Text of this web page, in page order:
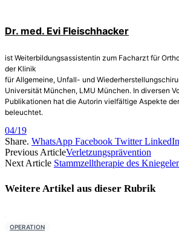
Dr. med. Evi Fleischhacker
ist Weiterbildungsassistentin zum Facharzt für
der Klinik
für Allgemeine­, Unfall- und
Universität München, LMU München. In diversen
Publikationen hat die Autorin vielfältige Aspekte
beleuchtet.
04/19
Share. WhatsApp Facebook Twitter LinkedIn
Previous ArticleVerletzungsprävention
Next Article Stammzelltherapie des
Weitere Artikel aus dieser Rubrik
OPERATION